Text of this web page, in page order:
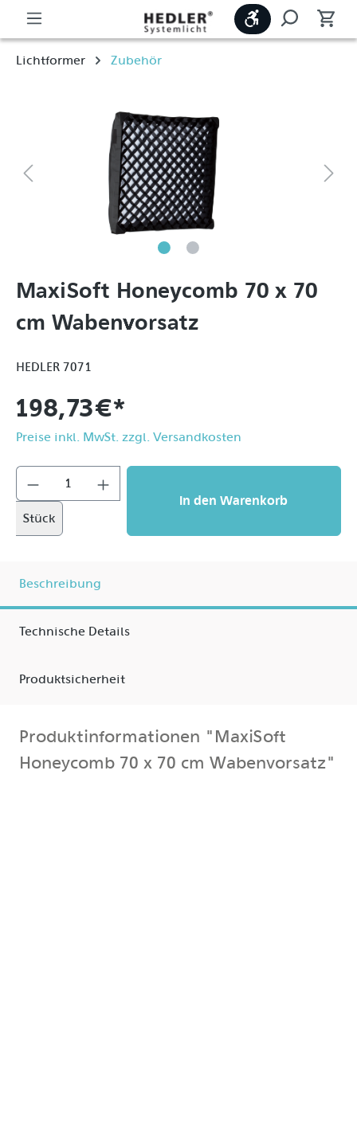
Lichtformer Zubehör
MaxiSoft Honeycomb 70 x 70
cm Wabenvorsatz
HEDLER 7071
198,73 €*
Preise inkl. MwSt. zzgl. Versandkosten
Stück
In den Warenkorb
Beschreibung
Technische Details
Produktsicherheit
Produktinformationen "MaxiSoft
Honeycomb 70 x 70 cm Wabenvorsatz"